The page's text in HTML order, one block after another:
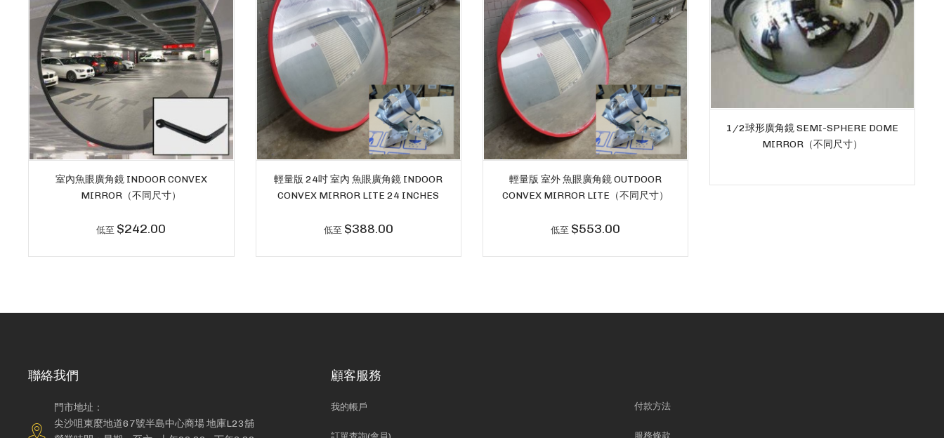
室內魚眼廣角鏡 INDOOR CONVEX
MIRROR（不同尺寸）
低至 $242.00
輕量版 24吋 室內 魚眼廣角鏡 INDOOR
CONVEX MIRROR LITE 24 INCHES
低至 $388.00
輕量版 室外 魚眼廣角鏡 OUTDOOR
CONVEX MIRROR LITE（不同尺寸）
低至 $553.00
1/2球形廣角鏡 SEMI-SPHERE DOME
MIRROR（不同尺寸）
聯絡我們
門市地址：
尖沙咀東麼地道67號半島中心商場 地庫L23舖
顧客服務
我的帳戶
訂單查詢(會員)
付款方法
服務條款